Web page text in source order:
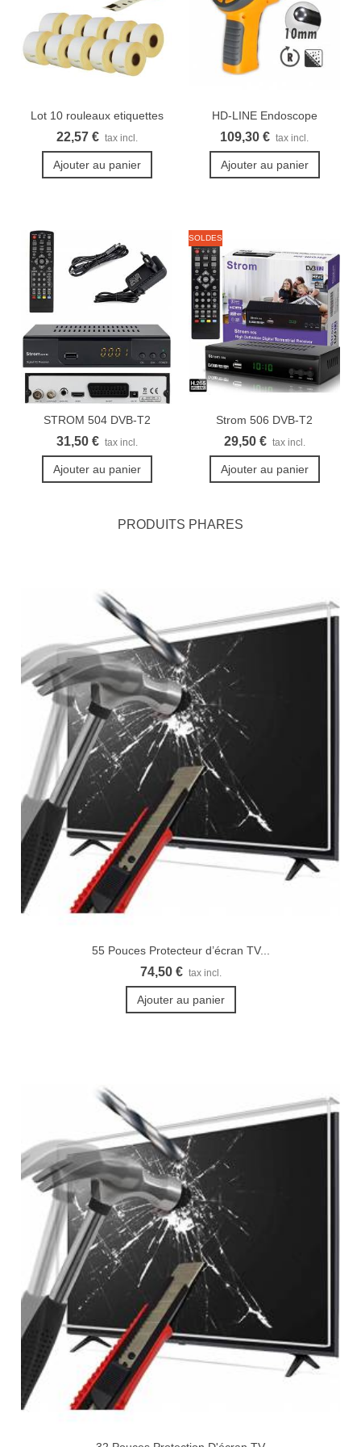
Lot 10 rouleaux etiquettes
Seiko...
22,57 € tax incl.
Ajouter au panier
HD-LINE Endoscope
industriel...
109,30 € tax incl.
Ajouter au panier
STROM 504 DVB-T2
démodulateur...
31,50 € tax incl.
Ajouter au panier
SOLDES
Strom 506 DVB-T2
Récepteur...
29,50 € tax incl.
Ajouter au panier
PRODUITS PHARES
55 Pouces Protecteur d’écran TV...
74,50 € tax incl.
Ajouter au panier